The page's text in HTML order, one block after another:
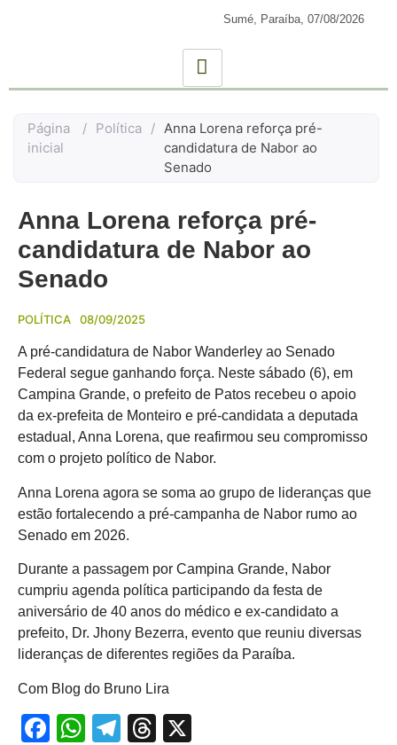
Sumé, Paraíba, 07/08/2026
Página
inicial
/ Política / Anna Lorena reforça pré-
candidatura de Nabor ao
Senado
Anna Lorena reforça pré-
candidatura de Nabor ao
Senado
POLÍTICA 08/09/2025
A pré-candidatura de Nabor Wanderley ao Senado
Federal segue ganhando força. Neste sábado (6), em
Campina Grande, o prefeito de Patos recebeu o apoio
da ex-prefeita de Monteiro e pré-candidata a deputada
estadual, Anna Lorena, que reafirmou seu compromisso
com o projeto político de Nabor.
Anna Lorena agora se soma ao grupo de lideranças que
estão fortalecendo a pré-campanha de Nabor rumo ao
Senado em 2026.
Durante a passagem por Campina Grande, Nabor
cumpriu agenda política participando da festa de
aniversário de 40 anos do médico e ex-candidato a
prefeito, Dr. Jhony Bezerra, evento que reuniu diversas
lideranças de diferentes regiões da Paraíba.
Com Blog do Bruno Lira
Facebook
WhatsApp
Telegram
Threads